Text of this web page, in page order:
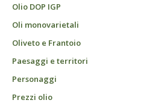
Olio DOP IGP
Oli monovarietali
Oliveto e Frantoio
Paesaggi e territori
Personaggi
Prezzi olio